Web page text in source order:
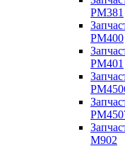
PM381
PM400
PM401
M902